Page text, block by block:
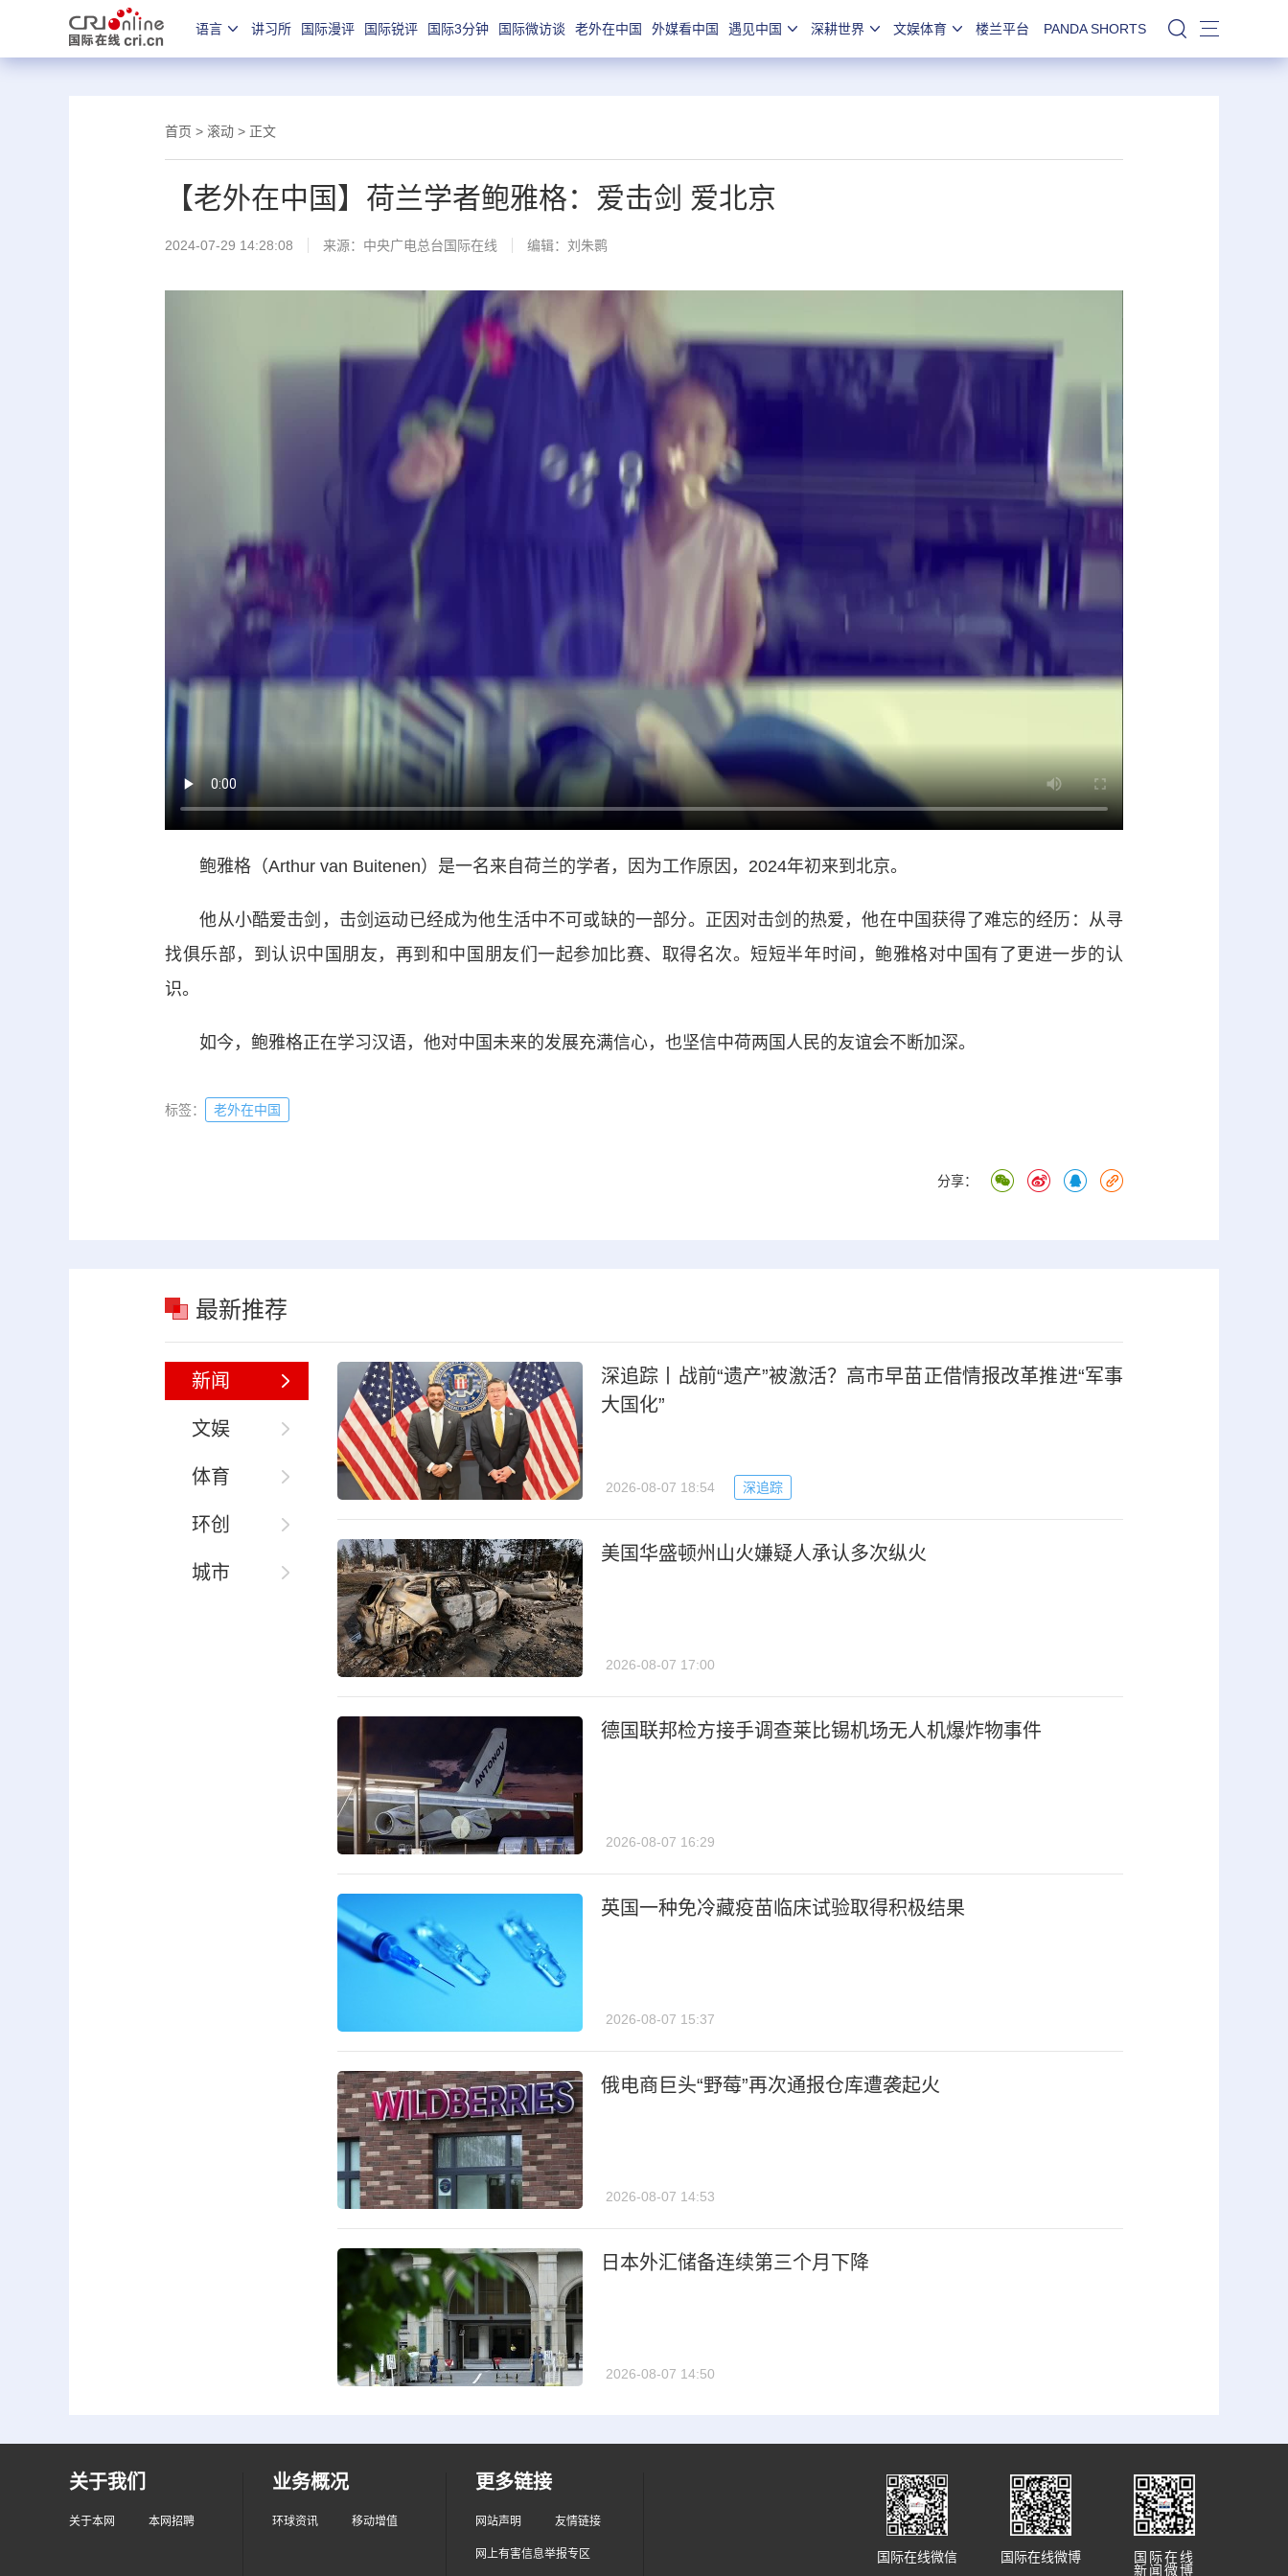
语言 讲习所 国际漫评 国际锐评 国际3分钟 国际微访谈 老外在中国 外媒看中国 遇见中国 深耕世界 文娱体育 楼兰平台 PANDA SHORTS 站内搜索
首页 > 滚动 > 正文
【老外在中国】荷兰学者鲍雅格：爱击剑 爱北京
2024-07-29 14:28:08 来源：中央广电总台国际在线 编辑：刘朱鹮
鲍雅格（Arthur van Buitenen）是一名来自荷兰的学者，因为工作原因，2024年初来到北京。
他从小酷爱击剑，击剑运动已经成为他生活中不可或缺的一部分。正因对击剑的热爱，他在中国获得了难忘的经历：从寻
找俱乐部，到认识中国朋友，再到和中国朋友们一起参加比赛、取得名次。短短半年时间，鲍雅格对中国有了更进一步的认
识。
如今，鲍雅格正在学习汉语，他对中国未来的发展充满信心，也坚信中荷两国人民的友谊会不断加深。
标签： 老外在中国
分享：
最新推荐
新闻
文娱
体育
环创
城市
深追踪丨战前“遗产”被激活？高市早苗正借情报改革推进“军事
大国化”
2026-08-07 18:54 深追踪
美国华盛顿州山火嫌疑人承认多次纵火
2026-08-07 17:00
德国联邦检方接手调查莱比锡机场无人机爆炸物事件
2026-08-07 16:29
英国一种免冷藏疫苗临床试验取得积极结果
2026-08-07 15:37
俄电商巨头“野莓”再次通报仓库遭袭起火
2026-08-07 14:53
日本外汇储备连续第三个月下降
2026-08-07 14:50
关于我们
关于本网 本网招聘
业务概况
环球资讯 移动增值
更多链接
网站声明 友情链接
网上有害信息举报专区
国际在线
新闻微博
国际在线微博
国际在线微信